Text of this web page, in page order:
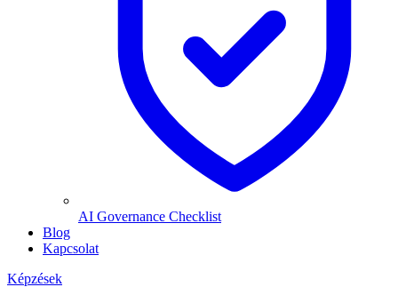
AI Governance Checklist
Blog
Kapcsolat
Képzések